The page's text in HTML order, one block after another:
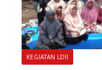
KEGIATAN LDII